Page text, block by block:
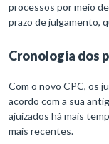
processos por meio
prazo de julgamento,
Cronologia dos
Com o novo CPC, os
acordo com a sua
ajuizados há mais
mais recentes.